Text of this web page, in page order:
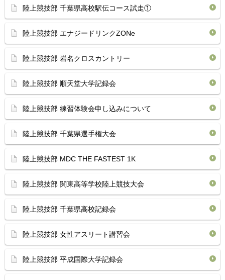
陸上競技部 千葉県高校駅伝コース試走①
陸上競技部 エナジードリンクZONe
陸上競技部 岩名クロスカントリー
陸上競技部 順天堂大学記録会
陸上競技部 練習体験会申し込みについて
陸上競技部 千葉県選手権大会
陸上競技部 MDC THE FASTEST 1K
陸上競技部 関東高等学校陸上競技大会
陸上競技部 千葉県高校記録会
陸上競技部 女性アスリート講習会
陸上競技部 平成国際大学記録会